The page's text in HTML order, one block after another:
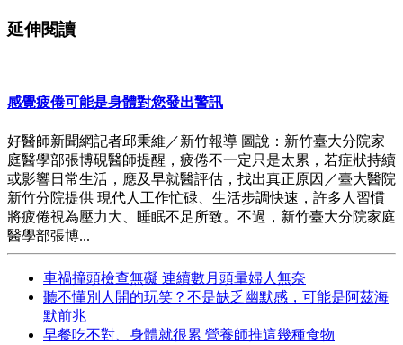
延伸閱讀
感覺疲倦可能是身體對您發出警訊
好醫師新聞網記者邱秉維／新竹報導 圖說：新竹臺大分院家
庭醫學部張博硯醫師提醒，疲倦不一定只是太累，若症狀持續
或影響日常生活，應及早就醫評估，找出真正原因／臺大醫院
新竹分院提供 現代人工作忙碌、生活步調快速，許多人習慣
將疲倦視為壓力大、睡眠不足所致。不過，新竹臺大分院家庭
醫學部張博...
車禍撞頭檢查無礙 連續數月頭暈婦人無奈
聽不懂別人開的玩笑？不是缺乏幽默感，可能是阿茲海
默前兆
早餐吃不對、身體就很累 營養師推這幾種食物